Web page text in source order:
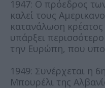
1947: Ο πρόεδρος
καλεί τους
κατανάλωση
υπάρξει
την Ευρώπη, που
1949: Συνέρχεται η
Μπουρέλι της